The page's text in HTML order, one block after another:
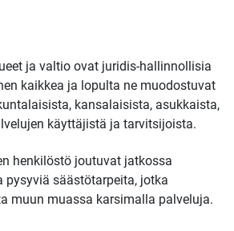
ja valtio ovat juridis-hallinnollisia
kaikkea ja lopulta ne muodostuvat
kansalaisista, asukkaista,
käyttäjistä ja tarvitsijoista.
henkilöstö joutuvat jatkossa
pysyviä säästötarpeita, jotka
muun muassa karsimalla palveluja.